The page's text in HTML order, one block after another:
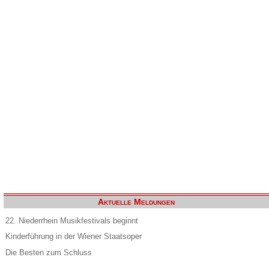
Aktuelle Meldungen
22. Niederrhein Musikfestivals beginnt
Kinderführung in der Wiener Staatsoper
Die Besten zum Schluss